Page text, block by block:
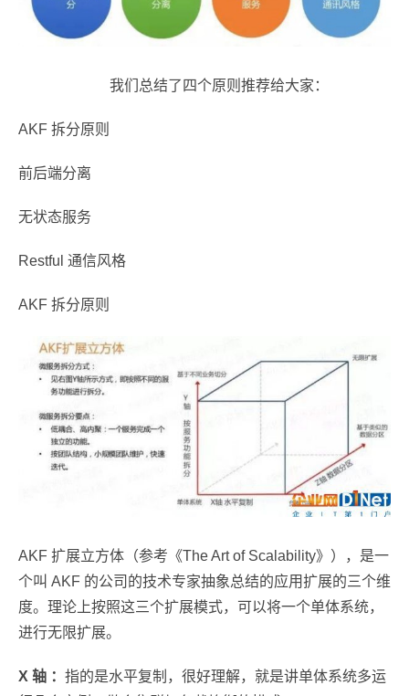
我们总结了四个原则推荐给大家：
AKF 拆分原则
前后端分离
无状态服务
Restful 通信风格
AKF 拆分原则
AKF 扩展立方体（参考《The Art of Scalability》），是一
个叫 AKF 的公司的技术专家抽象总结的应用扩展的三个维
度。理论上按照这三个扩展模式，可以将一个单体系统，
进行无限扩展。
X 轴 ： 指的是水平复制，很好理解，就是讲单体系统多运